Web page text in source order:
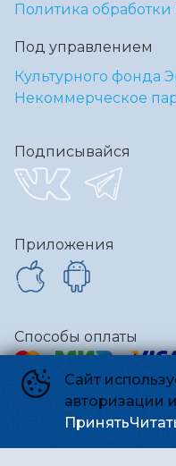
Сайт
авторизации
Принять
Политика
Под управлением
Культурного фонда
Некоммерческое
Подписывайся
Приложения
Способы оплаты
Контакты
Администрация